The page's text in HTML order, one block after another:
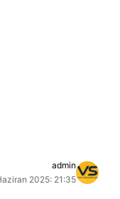
admin
2025: 21:35